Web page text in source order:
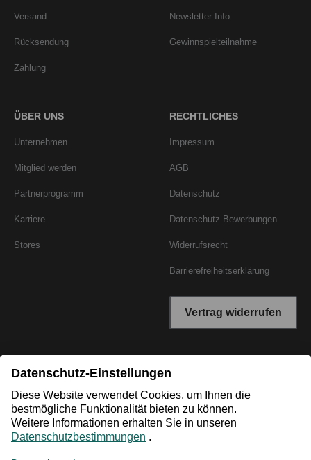
Versand
Rücksendung
Zahlung
Newsletter-Info
Gewinnspielteilnahme
ÜBER UNS
Unternehmen
Mitglied werden
Partnerprogramm
Karriere
Stores
RECHTLICHES
Impressum
AGB
Datenschutz
Datenschutz Bewerbungen
Widerrufsrecht
Barrierefreiheitserklärung
Vertrag widerrufen